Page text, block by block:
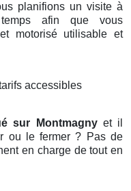
planifions un visite à
afin que vous
motorisé utilisable et
accessibles
sur Montmagnyet il
ou le fermer ? Pas de
en charge de tout en